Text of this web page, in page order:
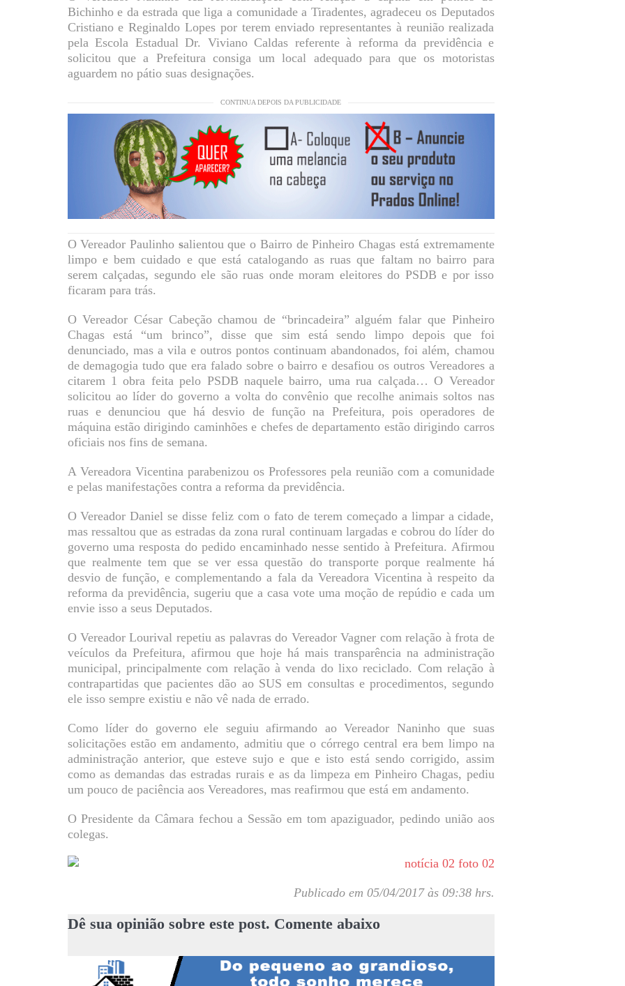
Bichinho e da estrada que liga a comunidade a Tiradentes, agradeceu os Deputados
Cristiano e Reginaldo Lopes por terem enviado representantes à reunião realizada
pela Escola Estadual Dr. Viviano Caldas referente à reforma da previdência e
solicitou que a Prefeitura consiga um local adequado para que os motoristas
aguardem no pátio suas designações.
CONTINUA DEPOIS DA PUBLICIDADE
O Vereador Paulinhosalientou que o Bairro de Pinheiro Chagas está extremamente
limpo e bem cuidado e que está catalogando as ruas que faltam no bairro para
serem calçadas, segundo ele são ruas onde moram eleitores do PSDB e por isso
ficaram para trás.
O Vereador César Cabeção chamou de “brincadeira” alguém falar que Pinheiro
Chagas está “um brinco”, disse que sim está sendo limpo depois que foi
denunciado, mas a vila e outros pontos continuam abandonados, foi além, chamou
de demagogia tudo que era falado sobre o bairro e desafiou os outros Vereadores a
citarem 1 obra feita pelo PSDB naquele bairro, uma rua calçada… O Vereador
solicitou ao líder do governo a volta do convênio que recolhe animais soltos nas
ruas e denunciou que há desvio de função na Prefeitura, pois operadores de
máquina estão dirigindo caminhões e chefes de departamento estão dirigindo carros
oficiais nos fins de semana.
A Vereadora Vicentina parabenizou os Professores pela reunião com a comunidade
e pelas manifestações contra a reforma da previdência.
O Vereador Daniel se disse feliz com o fato de terem começado a limpar a cidade,
mas ressaltou que as estradas da zona rural continuam largadas e cobrou do líder do
governo uma resposta do pedido encaminhado nesse sentido à Prefeitura. Afirmou
que realmente tem que se ver essa questão do transporte porque realmente há
desvio de função, e complementando a fala da Vereadora Vicentina à respeito da
reforma da previdência, sugeriu que a casa vote uma moção de repúdio e cada um
envie isso a seus Deputados.
O Vereador Lourival repetiu as palavras do Vereador Vagner com relação à frota de
veículos da Prefeitura, afirmou que hoje há mais transparência na administração
municipal, principalmente com relação à venda do lixo reciclado. Com relação à
contrapartidas que pacientes dão ao SUS em consultas e procedimentos, segundo
ele isso sempre existiu e não vê nada de errado.
Como líder do governo ele seguiu afirmando ao Vereador Naninho que suas
solicitações estão em andamento, admitiu que o córrego central era bem limpo na
administração anterior, que esteve sujo e que e isto está sendo corrigido, assim
como as demandas das estradas rurais e as da limpeza em Pinheiro Chagas, pediu
um pouco de paciência aos Vereadores, mas reafirmou que está em andamento.
O Presidente da Câmara fechou a Sessão em tom apaziguador, pedindo união aos
colegas.
Publicado em 05/04/2017 às 09:38 hrs.
Dê sua opinião sobre este post. Comente abaixo